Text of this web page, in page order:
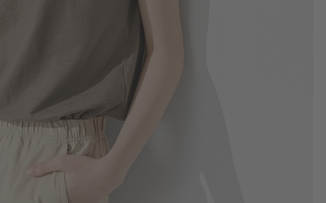
$ 249